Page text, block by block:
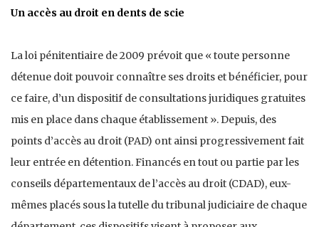
Un accès au droit en dents de scie
La loi pénitentiaire de 2009 prévoit que « toute personne
détenue doit pouvoir connaître ses droits et bénéficier, pour
ce faire, d’un dispositif de consultations juridiques gratuites
mis en place dans chaque établissement ». Depuis, des
points d’accès au droit (PAD) ont ainsi progressivement fait
leur entrée en détention. Financés en tout ou partie par les
conseils départementaux de l’accès au droit (CDAD), eux-
mêmes placés sous la tutelle du tribunal judiciaire de chaque